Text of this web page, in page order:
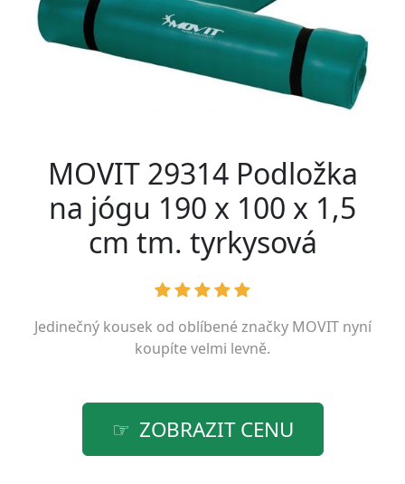
MOVIT 29314 Podložka
na jógu 190 x 100 x 1,5
cm tm. tyrkysová
Jedinečný kousek od oblíbené značky MOVITnyní
koupíte velmi levně.
ZOBRAZIT CENU